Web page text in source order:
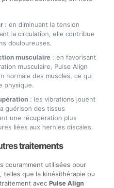
: en diminuant la tension
la circulation, elle contribue
douloureuses.
musculaire: en favorisant
musculaire, Pulse Align
normale des muscles, ce qui
physique.
: les vibrations jouent
guérison des tissus
une récupération plus
liées aux hernies discales.
traitements
couramment utilisées pour
telles que la kinésithérapie ou
avec Pulse Align